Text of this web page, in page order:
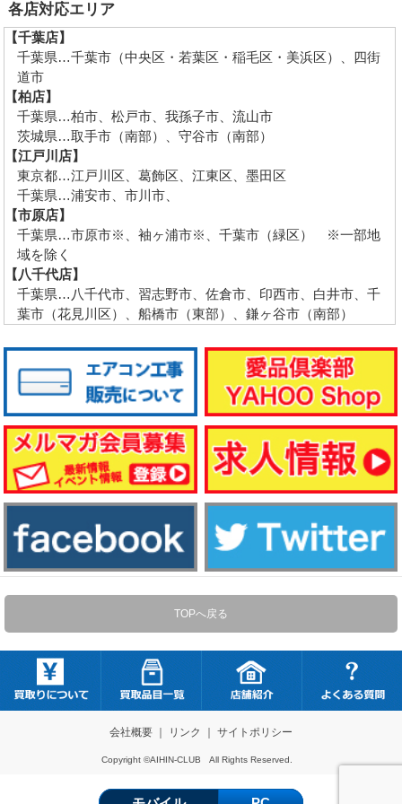
各店対応エリア
【千葉店】
千葉県…千葉市（中央区・若葉区・稲毛区・美浜区）、四街
道市
【柏店】
千葉県…柏市、松戸市、我孫子市、流山市
茨城県…取手市（南部）、守谷市（南部）
【江戸川店】
東京都…江戸川区、葛飾区、江東区、墨田区
千葉県…浦安市、市川市、
【市原店】
千葉県…市原市※、袖ヶ浦市※、千葉市（緑区） ※一部地
域を除く
【八千代店】
千葉県…八千代市、習志野市、佐倉市、印西市、白井市、千
葉市（花見川区）、船橋市（東部）、鎌ヶ谷市（南部）
TOPへ戻る
会社概要｜ リンク サイトポリシー
Copyright ©AIHIN-CLUB All Rights Reserved.